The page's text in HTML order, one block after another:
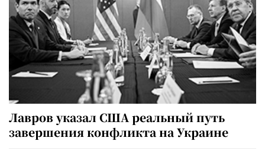
Лавров указал США реальный путь
завершения конфликта на Украине